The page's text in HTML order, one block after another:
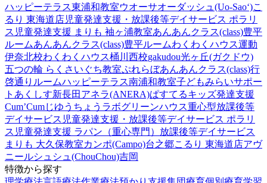
ハッピーテラス東浦和教室ウオーサオーダッシュ(Uo-Sao‘)こ
るり 東海道店児童発達支援・放課後等デイサービス ポラリ
ス 児童発達支援 まりも 袖ヶ浦教室あんあんクラス(class)豊平
ルームあんあんクラス(class)豊平ルームわくわくハウス運動
伊奈北校わくわくハウス桶川西校gakudou光ヶ丘(ガクドウ)
五つの輪 らくさいぐち教室ぷれらぼあんあんクラス(class)行
啓通りルームハッピーテラス南浦和教室子どもみらいサポー
トあくしす新長田 アネラ(ANERA)ぱすてるキッズ発達支援
Cum’Cumじゆうちょうラボグリーンハウス重心型放課後等
デイサービス 児童発達支援・放課後等デイサービス ポラリ
ス 児童発達支援 ラパン（重心専門） 放課後等デイサービス
まりも 大久保教室カンポ(Campo)台之郷こるり 東海道店アヴ
ニールシュシュ(ChouChou)吉岡
特徴から探す